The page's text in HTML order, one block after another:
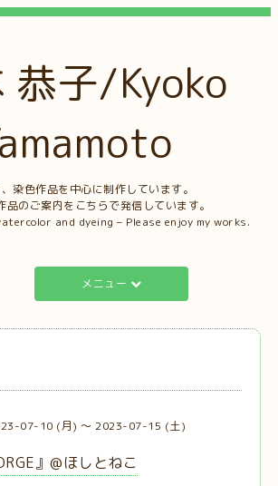
恭子/Kyoko
染色作品を中心に制作しています。
品のご案内をこちらで発信しています。
and dyeing – Please enjoy my works.
メニュー
07-10 (月) ～ 2023-07-15 (土)
』@ほしとねこ